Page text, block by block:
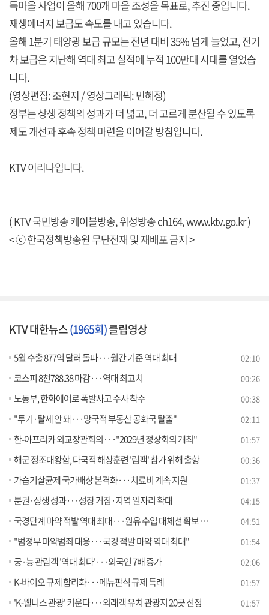
득마을 사업이 올해 700개 마을 조성을 목표로, 추진 중입니다.
재생에너지 보급도 속도를 내고 있습니다.
올해 1분기 태양광 보급 규모는 전년 대비 35% 넘게 늘었고, 전기
차 보급은 지난해 역대 최고 실적에 누적 100만대 시대를 열었습
니다.
(영상편집: 조현지 / 영상그래픽: 민혜정)
정부는 상생 정책의 성과가 더 넓고, 더 고르게 분산될 수 있도록
제도 개선과 후속 정책 마련을 이어갈 방침입니다.
KTV 이리나입니다.
( KTV 국민방송 케이블방송, 위성방송 ch164,www.ktv.go.kr)
< ⓒ 한국정책방송원 무단전재 및 재배포 금지 >
KTV 대한뉴스(1965회)클립영상
5월 수출 877억 달러 돌파···월간 기준 역대 최대 02:10
코스피 8천788.38 마감···역대 최고치 00:26
노동부, 한화에어로 폭발사고 수사 착수 00:38
"투기·탈세 안 돼···망국적 부동산 공화국 탈출" 02:11
한-아프리카 외교장관회의···"2029년 정상회의 개최" 01:57
해군 정조대왕함, 다국적 해상훈련 '림팩' 참가 위해 출항 00:36
가습기살균제 국가배상 본격화···치료비 계속 지원 01:37
분권·상생 성과···성장 거점·지역 일자리 확대 04:15
국경단계 마약 적발 역대 최대···원유 수입 대체선 확보 [뉴스의 맥] 04:51
"범정부 마약범죄 대응···국경 적발 마약 역대 최대" 01:54
궁·능 관람객 '역대 최다'···외국인 7배 증가 02:06
K-바이오 규제 합리화···메뉴판식 규제 특례 01:57
'K-웰니스 관광' 키운다···외래객 유치 관광지 20곳 선정 01:57